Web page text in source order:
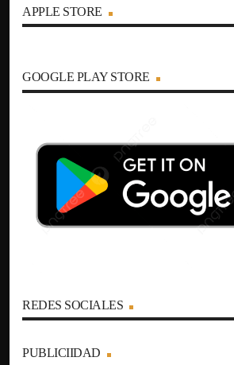
APPLE STORE
GOOGLE PLAY STORE
REDES SOCIALES
PUBLICIIDAD